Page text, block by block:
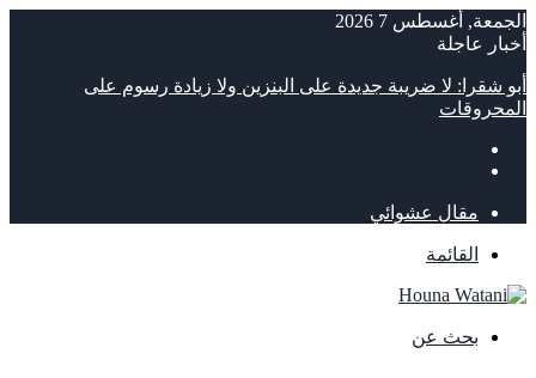
الجمعة, أغسطس 7 2026
أخبار عاجلة
أبو شقرا: لا ضريبة جديدة على البنزين ولا زيادة رسوم على
المحروقات
مقال عشوائي
القائمة
بحث عن